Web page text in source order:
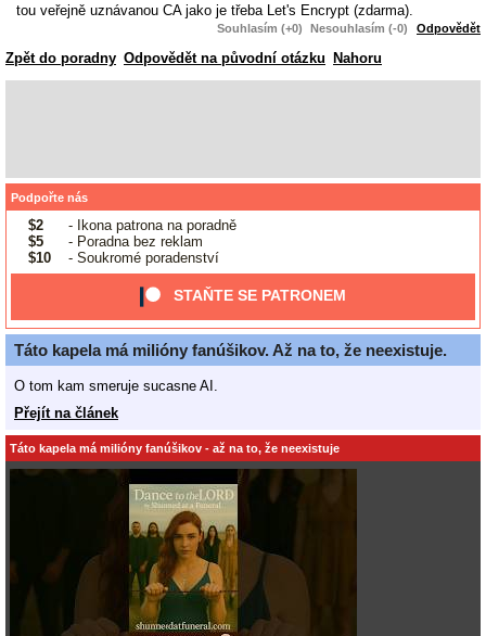
tou veřejně uznávanou CA jako je třeba Let's Encrypt (zdarma).
Souhlasím (+0) Nesouhlasím (-0) Odpovědět
Zpět do poradny Odpovědět na původní otázku Nahoru
Podpořte nás
$2
- Ikona patrona na poradně
$5
- Poradna bez reklam
$10
- Soukromé poradenství
STAŇTE SE PATRONEM
Táto kapela má milióny fanúšikov. Až na to, že neexistuje.
O tom kam smeruje sucasne AI.
Přejít na článek
Táto kapela má milióny fanúšikov - až na to, že neexistuje